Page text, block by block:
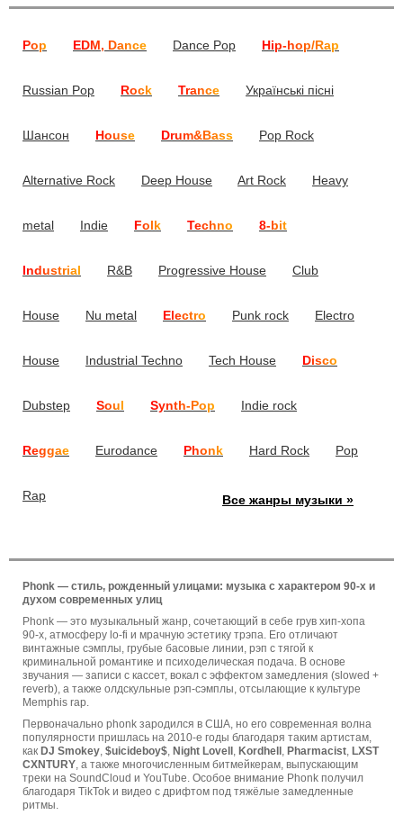
Pop EDM, Dance Dance Pop Hip-hop/Rap
Russian Pop Rock Trance Українські пісні
Шансон House Drum&Bass Pop Rock
Alternative Rock Deep House Art Rock Heavy
metal Indie Folk Techno 8-bit
Industrial R&B Progressive House Club
House Nu metal Electro Punk rock Electro
House Industrial Techno Tech House Disco
Dubstep Soul Synth-Pop Indie rock
Reggae Eurodance Phonk Hard Rock Pop
Rap Все жанры музыки »
Phonk — стиль, рожденный улицами: музыка с характером 90-х и
духом современных улиц
Phonk — это музыкальный жанр, сочетающий в себе грув хип-хопа
90-х, атмосферу lo-fi и мрачную эстетику трэпа. Его отличают
винтажные сэмплы, грубые басовые линии, рэп с тягой к
криминальной романтике и психоделическая подача. В основе
звучания — записи с кассет, вокал с эффектом замедления (slowed +
reverb), а также олдскульные рэп-сэмплы, отсылающие к культуре
Memphis rap.
Первоначально phonk зародился в США, но его современная волна
популярности пришлась на 2010-е годы благодаря таким артистам,
как DJ Smokey, $uicideboy$, Night Lovell , Kordhell , Pharmacist, LXST
CXNTURY, а также многочисленным битмейкерам, выпускающим
треки на SoundCloud и YouTube. Особое внимание Phonk получил
благодаря TikTok и видео с дрифтом под тяжёлые замедленные
ритмы.